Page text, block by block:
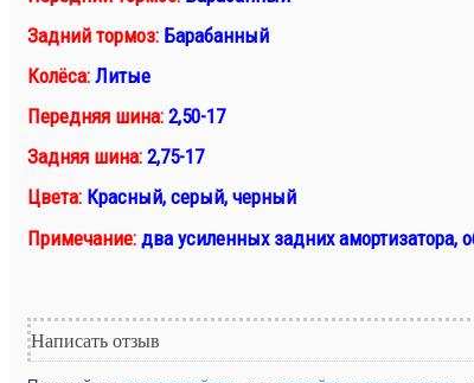
Задний тормоз: Барабанный
Колёса: Литые
Передняя шина: 2,50-17
Задняя шина: 2,75-17
Цвета: Красный, серый, черный
Примечание: два усиленных задних амортизатора,
Написать отзыв